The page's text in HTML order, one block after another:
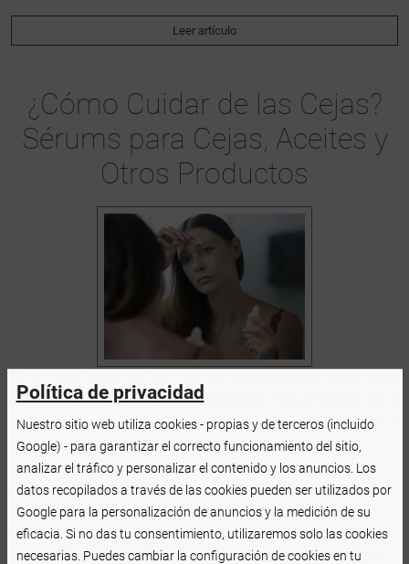
Leer artículo
¿Cómo Cuidar de las Cejas?
Sérums para Cejas, Aceites y
Otros Productos
preciosas y tenemos muchas opciones. Sigue leyendo para
descubrir los tips para conseguir las cejas más bonitas y
mantener el vello de las mismas fuertes y sanos.
Leer artículo
Política de privacidad
Nuestro sitio web utiliza cookies - propias y de terceros (incluido
Google) - para garantizar el correcto funcionamiento del sitio,
analizar el tráfico y personalizar el contenido y los anuncios. Los
datos recopilados a través de las cookies pueden ser utilizados por
Google para la personalización de anuncios y la medición de su
eficacia. Si no das tu consentimiento, utilizaremos solo las cookies
necesarias. Puedes cambiar la configuración de cookies en tu